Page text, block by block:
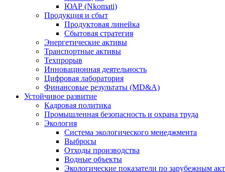
ЮАР (Nkomati)
Продукция и сбыт
Продуктовая линейка
Сбытовая стратегия
Энергетические активы
Транспортные активы
Техпрорыв
Инновационная деятельность
Цифровая лаборатория
Финансовые результаты (MD&A)
Устойчивое развитие
Кадровая политика
Промышленная безопасность и охрана труда
Экология
Система экологического менеджмента
Выбросы
Отходы производства
Водные объекты
Экологические показатели по зарубежным